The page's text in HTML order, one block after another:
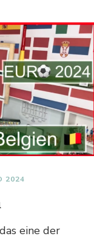
2024
eine der